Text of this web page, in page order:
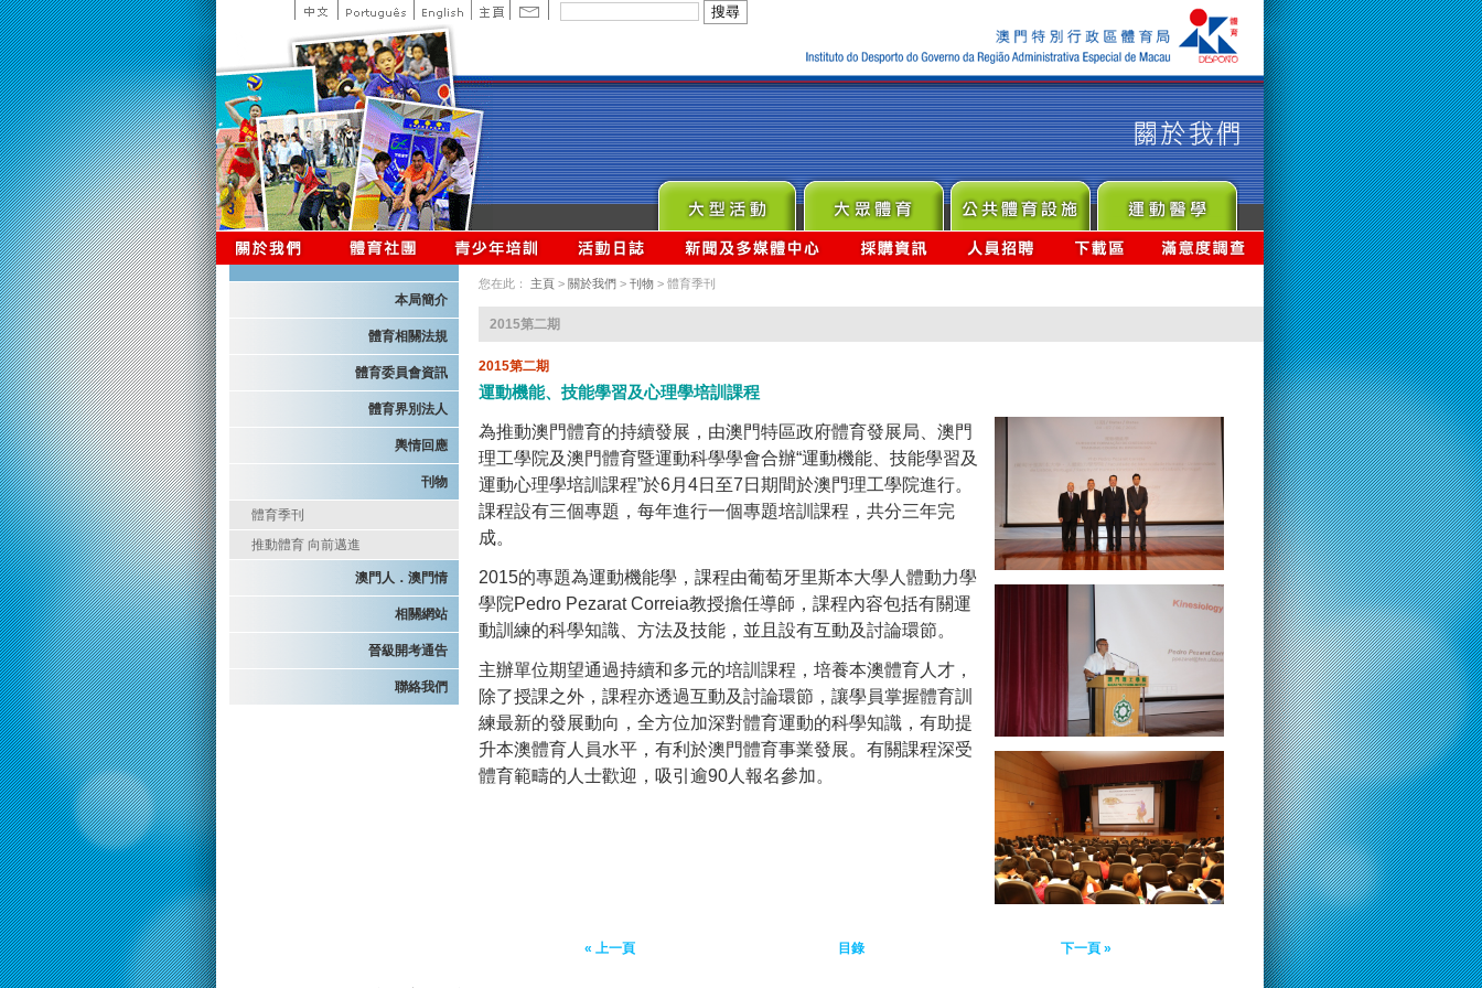
本局簡介
體育相關法規
體育委員會資訊
體育界別法人
輿情回應
刊物
體育季刊
推動體育 向前邁進
澳門人．澳門情
相關網站
晉級開考通告
聯絡我們
您在此： 主頁 > 關於我們 > 刊物 > 體育季刊
2015第二期
2015第二期
運動機能、技能學習及心理學培訓課程
為推動澳門體育的持續發展，由澳門特區政府體育發展局、澳門
理工學院及澳門體育暨運動科學學會合辦“運動機能、技能學習及
運動心理學培訓課程”於6月4日至7日期間於澳門理工學院進行。
課程設有三個專題，每年進行一個專題培訓課程，共分三年完
成。
2015的專題為運動機能學，課程由葡萄牙里斯本大學人體動力學
學院Pedro Pezarat Correia教授擔任導師，課程內容包括有關運
動訓練的科學知識、方法及技能，並且設有互動及討論環節。
主辦單位期望通過持續和多元的培訓課程，培養本澳體育人才，
除了授課之外，課程亦透過互動及討論環節，讓學員掌握體育訓
練最新的發展動向，全方位加深對體育運動的科學知識，有助提
升本澳體育人員水平，有利於澳門體育事業發展。有關課程深受
體育範疇的人士歡迎，吸引逾90人報名參加。
« 上一頁 目錄 下一頁 »